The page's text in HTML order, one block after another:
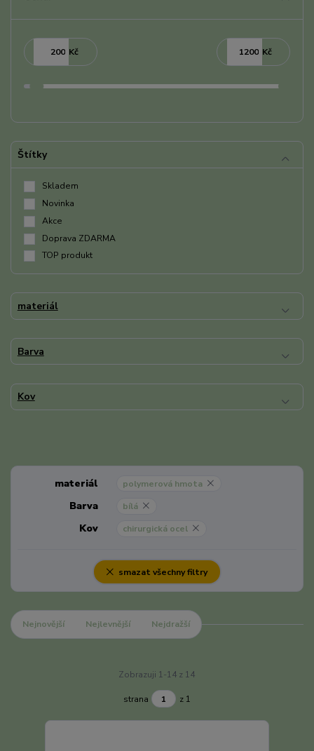
Kč Kč
Štítky
Skladem
Novinka
Akce
Doprava ZDARMA
TOP produkt
materiál
Barva
Kov
materiál polymerová hmota
Barva bílá
Kov chirurgická ocel
smazat všechny filtry
Nejnovější Nejlevnější Nejdražší
Zobrazuji 1-14 z 14
strana z 1